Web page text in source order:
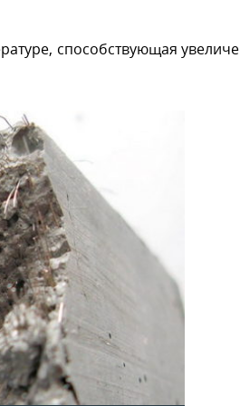
способствующая